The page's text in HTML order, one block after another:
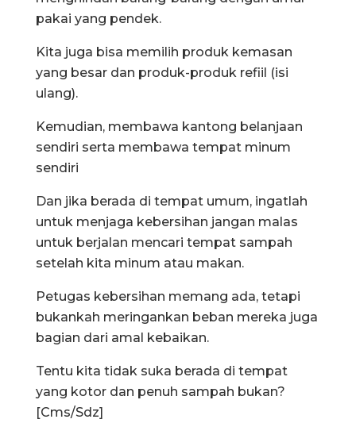
pakai yang pendek.
Kita juga bisa memilih produk kemasan
yang besar dan produk-produk refiil (isi
ulang).
Kemudian, membawa kantong belanjaan
sendiri serta membawa tempat minum
sendiri
Dan jika berada di tempat umum, ingatlah
untuk menjaga kebersihan jangan malas
untuk berjalan mencari tempat sampah
setelah kita minum atau makan.
Petugas kebersihan memang ada, tetapi
bukankah meringankan beban mereka juga
bagian dari amal kebaikan.
Tentu kita tidak suka berada di tempat
yang kotor dan penuh sampah bukan?
[Cms/Sdz]